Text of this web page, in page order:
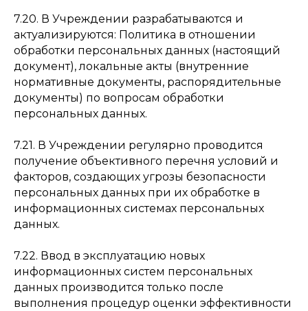
7.20. В Учреждении разрабатываются и
актуализируются: Политика в отношении
обработки персональных данных (настоящий
документ), локальные акты (внутренние
нормативные документы, распорядительные
документы) по вопросам обработки
персональных данных.
7.21. В Учреждении регулярно проводится
получение объективного перечня условий и
факторов, создающих угрозы безопасности
персональных данных при их обработке в
информационных системах персональных
данных.
7.22. Ввод в эксплуатацию новых
информационных систем персональных
данных производится только после
выполнения процедур оценки эффективности